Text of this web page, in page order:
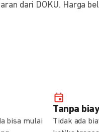
dari DOKU. Harga
bisa mulai
Tanpa
Tidak ada